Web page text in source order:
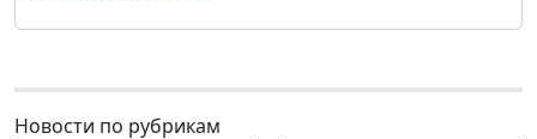
Новости по рубрикам